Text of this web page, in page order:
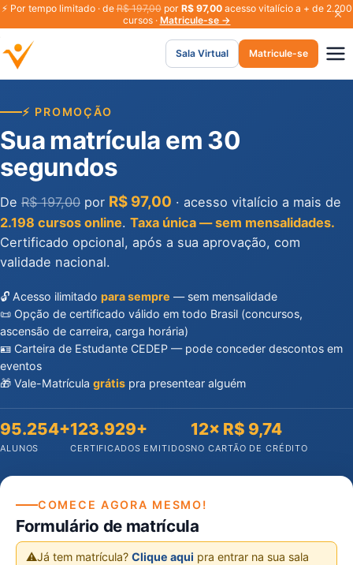
⚡ Por tempo limitado · deR$ 197,00por R$ 97,00acesso vitalício a + de 2.200
cursos · Matricule-se →
Sala Virtual Matricule-se
⚡ PROMOÇÃO
Sua matrícula em 30
segundos
De R$ 197,00 por R$ 97,00 · acesso vitalício a mais de
2.198 cursos online. Taxa única — sem mensalidades.
Certificado opcional, após a sua aprovação, com
validade nacional.
🔓 Acesso ilimitado para sempre — sem mensalidade
📜 Opção de certificado válido em todo Brasil (concursos,
ascensão de carreira, carga horária)
🪪 Carteira de Estudante CEDEP — pode conceder descontos em
eventos
🎁 Vale-Matrícula grátis pra presentear alguém
95.254+
ALUNOS
123.929+
CERTIFICADOS EMITIDOS
12× R$ 9,74
NO CARTÃO DE CRÉDITO
COMECE AGORA MESMO!
Formulário de matrícula
⚠️Já tem matrícula? Clique aqui pra entrar na sua sala